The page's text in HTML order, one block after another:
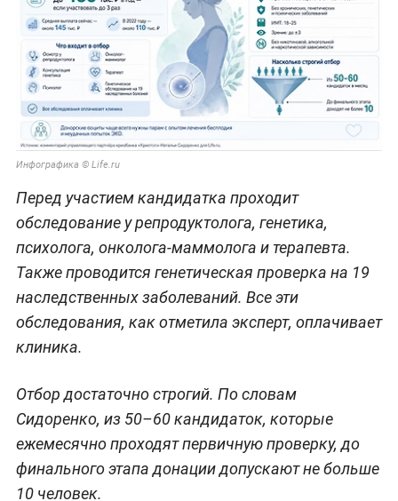
Инфографика © Life.ru
Перед участием кандидатка проходит
обследование у репродуктолога, генетика,
психолога, онколога-маммолога и терапевта.
Также проводится генетическая проверка на 19
наследственных заболеваний. Все эти
обследования, как отметила эксперт, оплачивает
клиника.
Отбор достаточно строгий. По словам
Сидоренко, из 50–60 кандидаток, которые
ежемесячно проходят первичную проверку, до
финального этапа донации допускают не больше
10 человек.